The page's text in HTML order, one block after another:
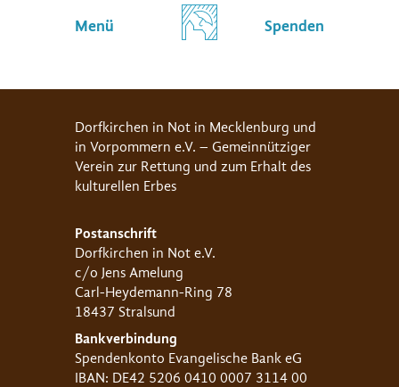
Menü Spenden
Dorfkirchen in Not in Mecklenburg und
in Vorpommern e.V. – Gemeinnütziger
Verein zur Rettung und zum Erhalt des
kulturellen Erbes
Postanschrift
Dorfkirchen in Not e.V.
c/o Jens Amelung
Carl-Heydemann-Ring 78
18437 Stralsund
Bankverbindung
Spendenkonto Evangelische Bank eG
IBAN: DE42 5206 0410 0007 3114 00